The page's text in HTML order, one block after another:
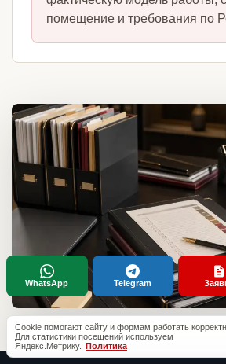
помещение и требования по
Cookie помогают сайту и формам работать
Для статистики посещений используем
Яндекс.Метрику. Политика
WhatsApp Telegram